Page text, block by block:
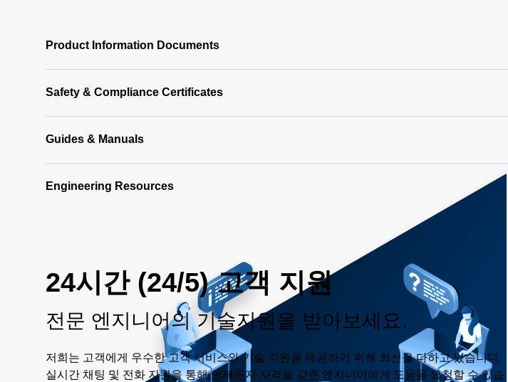
Product Information Documents
Safety & Compliance Certificates
Guides & Manuals
Engineering Resources
24시간 (24/5) 고객 지원
전문 엔지니어의 기술지원을 받아보세요.
저희는 고객에게 우수한 고객 서비스와 기술 지원을 제공하기 위해 최선을 다하고 있습니다.
실시간 채팅 및 전화 지원을 통해 언제든지 자격을 갖춘 엔지니어에게 도움을 요청할 수 있습